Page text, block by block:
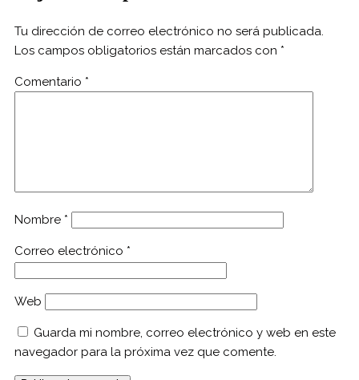
Tu dirección de correo electrónico no será publicada.
Los campos obligatorios están marcados con *
Comentario *
Nombre *
Correo electrónico *
Web
Guarda mi nombre, correo electrónico y web en este
navegador para la próxima vez que comente.